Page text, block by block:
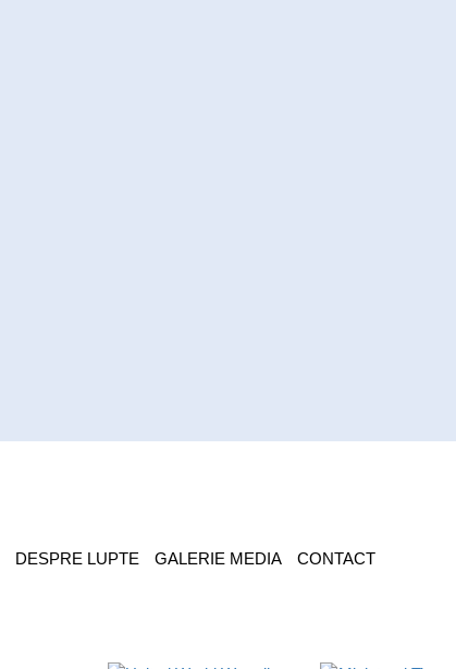
DESPRE LUPTE GALERIE MEDIA CONTACT